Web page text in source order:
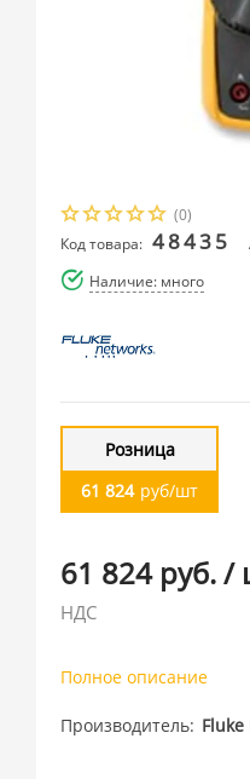
(0)
Код товара: 48435
Наличие: много
Розница
61 824 руб/шт
61 824 руб./
НДС
Полное описание
Производитель